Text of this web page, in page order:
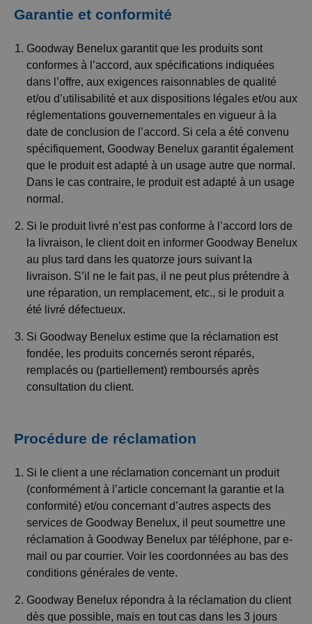
Garantie et conformité
Goodway Benelux garantit que les produits sont
conformes à l’accord, aux spécifications indiquées
dans l’offre, aux exigences raisonnables de qualité
et/ou d’utilisabilité et aux dispositions légales et/ou aux
réglementations gouvernementales en vigueur à la
date de conclusion de l’accord. Si cela a été convenu
spécifiquement, Goodway Benelux garantit également
que le produit est adapté à un usage autre que normal.
Dans le cas contraire, le produit est adapté à un usage
normal.
Si le produit livré n’est pas conforme à l’accord lors de
la livraison, le client doit en informer Goodway Benelux
au plus tard dans les quatorze jours suivant la
livraison. S’il ne le fait pas, il ne peut plus prétendre à
une réparation, un remplacement, etc., si le produit a
été livré défectueux.
Si Goodway Benelux estime que la réclamation est
fondée, les produits concernés seront réparés,
remplacés ou (partiellement) remboursés après
consultation du client.
Procédure de réclamation
Si le client a une réclamation concernant un produit
(conformément à l’article concernant la garantie et la
conformité) et/ou concernant d’autres aspects des
services de Goodway Benelux, il peut soumettre une
réclamation à Goodway Benelux par téléphone, par e-
mail ou par courrier. Voir les coordonnées au bas des
conditions générales de vente.
Goodway Benelux répondra à la réclamation du client
dès que possible, mais en tout cas dans les 3 jours